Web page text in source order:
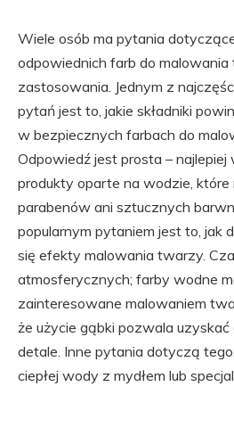
Wiele osób ma pytania
odpowiednich farb do
zastosowania. Jednym z
pytań jest to, jakie składniki
w bezpiecznych farbach do
Odpowiedź jest prosta – najlepiej
produkty oparte na wodzie, które
parabenów ani sztucznych
popularnym pytaniem jest to, jak
się efekty malowania twarzy.
atmosferycznych; farby wodne
zainteresowane malowaniem
że użycie gąbki pozwala
detale. Inne pytania dotyczą
ciepłej wody z mydłem lub